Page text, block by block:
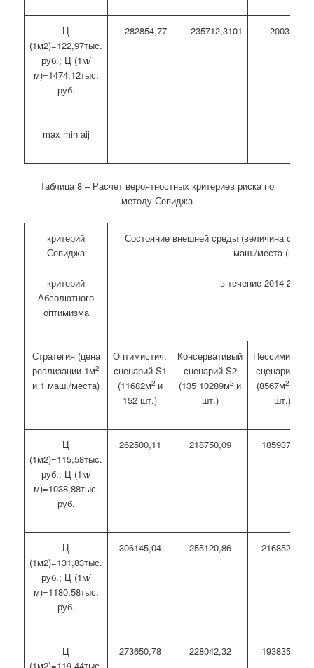
Ц
(1м2)=122,97тыс.
руб.; Ц (1м/
м)=1474,12тыс.
руб.
282854,77 235712,3101 200355,46
max min aij
Таблица 8 – Расчет вероятностных критериев риска по
методу Севиджа
критерий
Севиджа
критерий
Абсолютного
оптимизма
Состояние внешней среды (величина
маш./места (шт.)
в течение 2014-2017
Стратегия (цена
реализации 1м2
и 1 маш./места)
Оптимистич.
сценарий S1
(11682м2 и
152 шт.)
Консервативый
сценарий S2
(135 10289м2 и
шт.)
Пессимистич.
сценарий S
(8567м2
шт.)
Ц
(1м2)=115,58тыс.
руб.; Ц (1м/
м)=1038,88тыс.
руб.
262500,11 218750,09 185937,58
Ц
(1м2)=131,83тыс.
руб.; Ц (1м/
м)=1180,58тыс.
руб.
306145,04 255120,86 216852,73
Ц
273650,78 228042,32 193835,97